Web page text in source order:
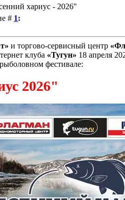
хариус - 2026"
# 1:
и торгово-сервисный центр
клуба «Тугун» 18 апреля
фестивале:
2026"